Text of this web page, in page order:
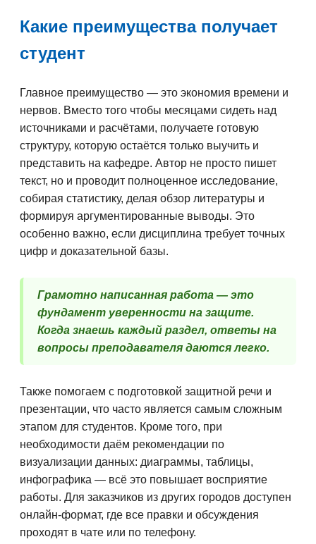
Какие преимущества получает
студент
Главное преимущество — это экономия времени и
нервов. Вместо того чтобы месяцами сидеть над
источниками и расчётами, получаете готовую
структуру, которую остаётся только выучить и
представить на кафедре. Автор не просто пишет
текст, но и проводит полноценное исследование,
собирая статистику, делая обзор литературы и
формируя аргументированные выводы. Это
особенно важно, если дисциплина требует точных
цифр и доказательной базы.
Грамотно написанная работа — это
фундамент уверенности на защите.
Когда знаешь каждый раздел, ответы на
вопросы преподавателя даются легко.
Также помогаем с подготовкой защитной речи и
презентации, что часто является самым сложным
этапом для студентов. Кроме того, при
необходимости даём рекомендации по
визуализации данных: диаграммы, таблицы,
инфографика — всё это повышает восприятие
работы. Для заказчиков из других городов доступен
онлайн-формат, где все правки и обсуждения
проходят в чате или по телефону.